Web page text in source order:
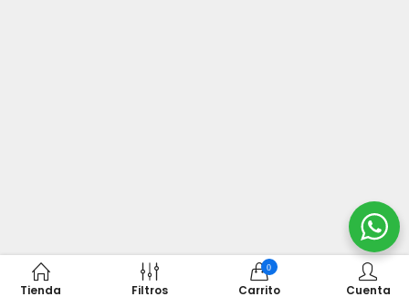
Tienda Filtros
0
Carrito Cuenta